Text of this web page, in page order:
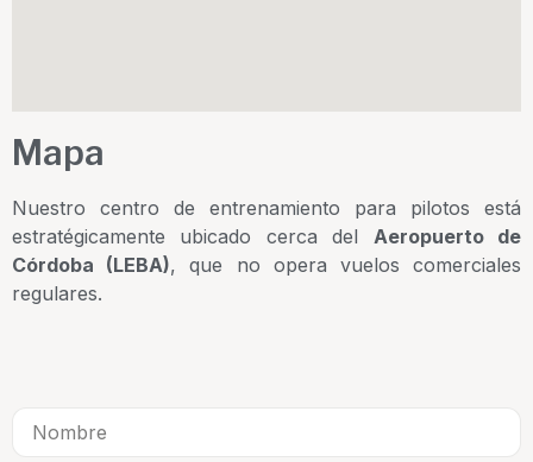
Mapa
Nuestro centro de entrenamiento para pilotos está
estratégicamente ubicado cerca del Aeropuerto de
Córdoba (LEBA), que no opera vuelos comerciales
regulares.